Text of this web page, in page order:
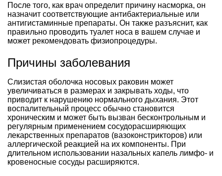
После того, как врач определит причину насморка, он
назначит соответствующие антибактериальные или
антигистаминные препараты. Он также разъяснит, как
правильно проводить туалет носа в вашем случае и
может рекомендовать физиопроцедуры.
Причины заболевания
Слизистая оболочка носовых раковин может
увеличиваться в размерах и закрывать ходы, что
приводит к нарушению нормального дыхания. Этот
воспалительный процесс обычно становится
хроническим и может быть вызван бесконтрольным и
регулярным применением сосудорасширяющих
лекарственных препаратов (вазоконстрикторов) или
аллергической реакцией на их компоненты. При
длительном использовании назальных капель лимфо- и
кровеносные сосуды расширяются.